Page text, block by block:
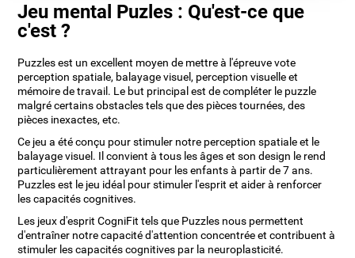
Jeu mental Puzles : Qu'est-ce que
c'est ?
Puzzles est un excellent moyen de mettre à l'épreuve vote
perception spatiale, balayage visuel, perception visuelle et
mémoire de travail. Le but principal est de compléter le puzzle
malgré certains obstacles tels que des pièces tournées, des
pièces inexactes, etc.
Ce jeu a été conçu pour stimuler notre perception spatiale et le
balayage visuel. Il convient à tous les âges et son design le rend
particulièrement attrayant pour les enfants à partir de 7 ans.
Puzzles est le jeu idéal pour stimuler l'esprit et aider à renforcer
les capacités cognitives.
Les jeux d'esprit CogniFit tels que Puzzles nous permettent
d'entraîner notre capacité d'attention concentrée et contribuent à
stimuler les capacités cognitives par la neuroplasticité.